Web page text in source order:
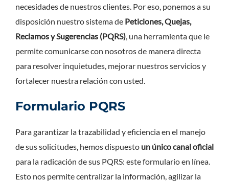
necesidades de nuestros clientes. Por eso, ponemos a su
disposición nuestro sistema de Peticiones, Quejas,
Reclamos y Sugerencias (PQRS), una herramienta que le
permite comunicarse con nosotros de manera directa
para resolver inquietudes, mejorar nuestros servicios y
fortalecer nuestra relación con usted.
Formulario PQRS
Para garantizar la trazabilidad y eficiencia en el manejo
de sus solicitudes, hemos dispuesto un único canal oficial
para la radicación de sus PQRS: este formulario en línea.
Esto nos permite centralizar la información, agilizar la